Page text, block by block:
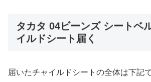
タカタ 04ビーンズ シートベ
イルドシート届く
届いたチャイルドシートの全体は下記で